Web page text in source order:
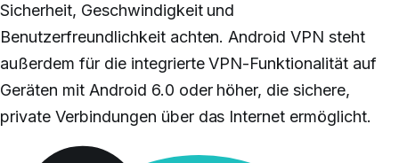
Sicherheit, Geschwindigkeit und
Benutzerfreundlichkeit achten. Android VPN steht
außerdem für die integrierte VPN-Funktionalität auf
Geräten mit Android 6.0 oder höher, die sichere,
private Verbindungen über das Internet ermöglicht.